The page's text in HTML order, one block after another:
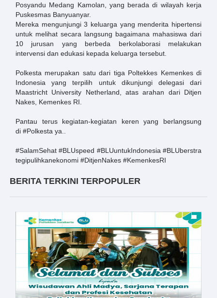
Posyandu Medang Kamolan, yang berada di wilayah kerja
Puskesmas Banyuanyar.
Mereka mengunjungi 3 keluarga yang menderita hipertensi
untuk melihat secara langsung bagaimana mahasiswa dari
10 jurusan yang berbeda berkolaborasi melakukan
intervensi dan edukasi kepada keluarga tersebut.
Polkesta merupakan satu dari tiga Poltekkes Kemenkes di
Indonesia yang terpilih untuk dikunjungi delegasi dari
Maastricht University Netherland, atas arahan dari Ditjen
Nakes, Kemenkes RI.
Pantau terus kegiatan-kegiatan keren yang berlangsung
di #Polkesta ya..
#SalamSehat #BLUspeed #BLUuntukIndonesia #BLUberstra
tegipulihkanekonomi #DitjenNakes #KemenkesRI
BERITA TERKINI TERPOPULER